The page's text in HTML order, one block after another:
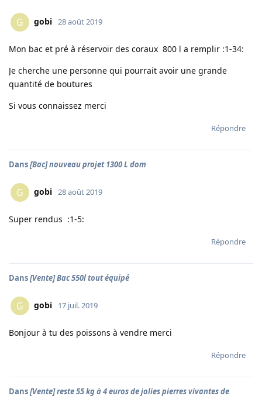
G gobi 28 août 2019
Mon bac et pré à réservoir des coraux 800 l a remplir :1-34:
Je cherche une personne qui pourrait avoir une grande
quantité de boutures
Si vous connaissez merci
Répondre
Dans[Bac] nouveau projet 1300 L dom
G gobi 28 août 2019
Super rendus :1-5:
Répondre
Dans[Vente] Bac 550l tout équipé
G gobi 17 juil. 2019
Bonjour à tu des poissons à vendre merci
Répondre
Dans[Vente] reste 55 kg à 4 euros de jolies pierres vivantes de